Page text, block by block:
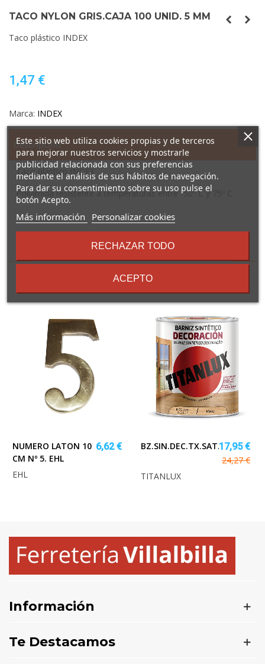
TACO NYLON GRIS.CAJA 100 UNID. 5 MM
Taco plástico INDEX
1,47 €
Marca: INDEX
Descripción
Taco plástico INDEX
Poliamida resistente a temperaturas entre -50º C y 75º C.
16 Otros Productos En La
Misma Categoría:
NUMERO LATON 10
CM Nº 5. EHL
6,62 €
EHL
17,95 €
24,27 €
TITANLUX
Información
Te Destacamos
Este sitio web utiliza cookies propias y de terceros
para mejorar nuestros servicios y mostrarle
publicidad relacionada con sus preferencias
mediante el análisis de sus hábitos de navegación.
Para dar su consentimiento sobre su uso pulse el
botón Acepto.
Más información
sobre
términos
condiciones
Personalizar cookies
RECHAZAR TODO
ACEPTO